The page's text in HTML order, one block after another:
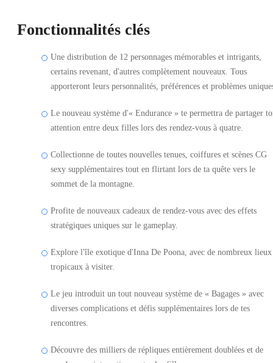
Fonctionnalités clés
Une distribution de 12 personnages mémorables et intrigants,
certains revenant, d'autres complètement nouveaux. Tous
apporteront leurs personnalités, préférences et problèmes
Le nouveau système d'« Endurance » te permettra de partager
attention entre deux filles lors des rendez-vous à quatre.
Collectionne de toutes nouvelles tenues, coiffures et scènes CG
sexy supplémentaires tout en flirtant lors de ta quête vers le
sommet de la montagne.
Profite de nouveaux cadeaux de rendez-vous avec des effets
stratégiques uniques sur le gameplay.
Explore l'île exotique d'Inna De Poona, avec de nombreux lieux
tropicaux à visiter.
Le jeu introduit un tout nouveau système de « Bagages » avec
diverses complications et défis supplémentaires lors de tes
rencontres.
Découvre des milliers de répliques entièrement doublées et de